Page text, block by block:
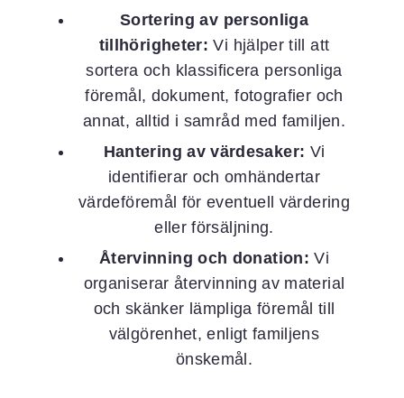
Sortering av personliga
tillhörigheter: Vi hjälper till att
sortera och klassificera personliga
föremål, dokument, fotografier och
annat, alltid i samråd med familjen.
Hantering av värdesaker: Vi
identifierar och omhändertar
värdeföremål för eventuell värdering
eller försäljning.
Återvinning och donation: Vi
organiserar återvinning av material
och skänker lämpliga föremål till
välgörenhet, enligt familjens
önskemål.